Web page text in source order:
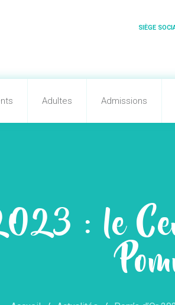
SIÈGE
Adultes Admissions
: le